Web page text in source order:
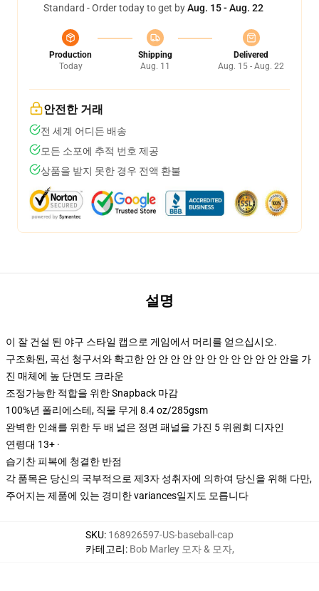
Standard - Order today to get byAug. 15 - Aug. 22
Production
Today
Shipping
Aug. 11
Delivered
Aug. 15 - Aug. 22
안전한 거래
전 세계 어디든 배송
모든 소포에 추적 번호 제공
상품을 받지 못한 경우 전액 환불
설명
이 잘 건설 된 야구 스타일 캡으로 게임에서 머리를 얻으십시오.
구조화된, 곡선 청구서와 확고한 안 안 안 안 안 안 안 안 안 안 안 안을 가
진 매체에 높 단면도 크라운
조정가능한 적합을 위한 Snapback 마감
100%년 폴리에스테, 직물 무게 8.4 oz/285gsm
완벽한 인쇄를 위한 두 배 넓은 정면 패널을 가진 5 위원회 디자인
연령대 13+ ·
습기찬 피복에 청결한 반점
각 품목은 당신의 국부적으로 제3자 성취자에 의하여 당신을 위해 다만,
주어지는 제품에 있는 경미한 variances일지도 모릅니다
SKU: 168926597-US-baseball-cap
카테고리: Bob Marley 모자 & 모자,